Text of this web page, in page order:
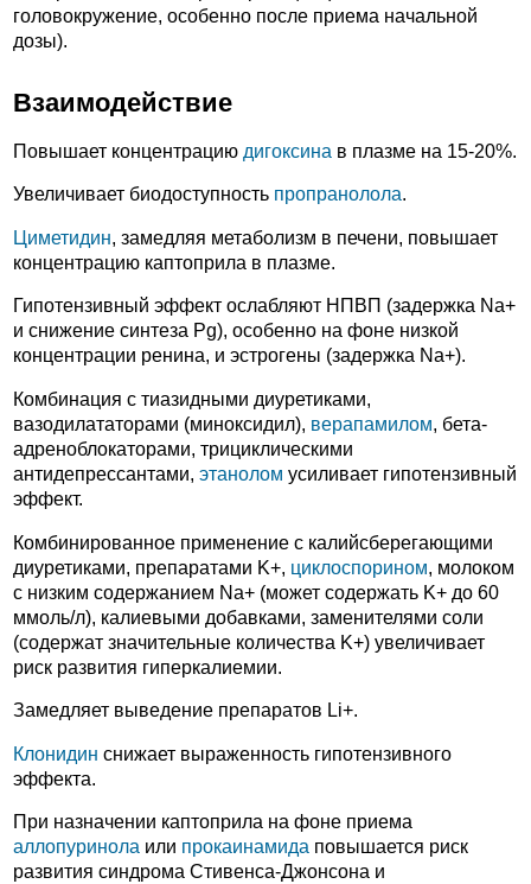
головокружение, особенно после приема начальной
дозы).
Взаимодействие
Повышает концентрацию дигоксина в плазме на 15-20%.
Увеличивает биодоступность пропранолола.
Циметидин, замедляя метаболизм в печени, повышает
концентрацию каптоприла в плазме.
Гипотензивный эффект ослабляют НПВП (задержка Na+
и снижение синтеза Pg), особенно на фоне низкой
концентрации ренина, и эстрогены (задержка Na+).
Комбинация с тиазидными диуретиками,
вазодилататорами (миноксидил), верапамилом, бета-
адреноблокаторами, трициклическими
антидепрессантами, этанолом усиливает гипотензивный
эффект.
Комбинированное применение с калийсберегающими
диуретиками, препаратами K+, циклоспорином, молоком
с низким содержанием Na+ (может содержать K+ до 60
ммоль/л), калиевыми добавками, заменителями соли
(содержат значительные количества K+) увеличивает
риск развития гиперкалиемии.
Замедляет выведение препаратов Li+.
Клонидин снижает выраженность гипотензивного
эффекта.
При назначении каптоприла на фоне приема
аллопуринола или прокаинамида повышается риск
развития синдрома Стивенса-Джонсона и